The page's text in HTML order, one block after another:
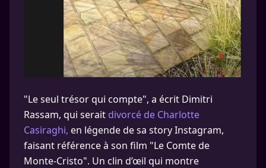
"Le seul trésor qui compte", a écrit Dimitri
Rassam, qui serait divorcé de Charlotte
Casiraghi, en légende de sa story Instagram,
faisant référence à son film "Le Comte de
Monte-Cristo". Un clin d’œil qui montre